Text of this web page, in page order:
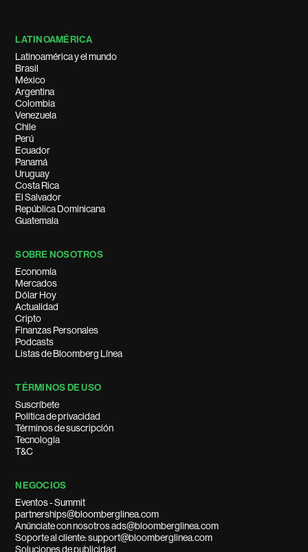
LATINOAMÉRICA
Latinoamérica y el mundo
Brasil
México
Argentina
Colombia
Venezuela
Chile
Perú
Ecuador
Panamá
Uruguay
Costa Rica
El Salvador
República Dominicana
Guatemala
SOBRE NOSOTROS
Economía
Mercados
Dólar Hoy
Actualidad
Cripto
Finanzas Personales
Podcasts
Listas de Bloomberg Línea
TÉRMINOS DE USO
Suscríbete
Política de privacidad
Términos de suscripción
Tecnología
T&C
NEGOCIOS
Eventos - Summit
partnerships@bloomberglinea.com
Anúnciate con nosotros ads@bloomberglinea.com
Soporte al cliente: support@bloomberglinea.com
Soluciones de publicidad